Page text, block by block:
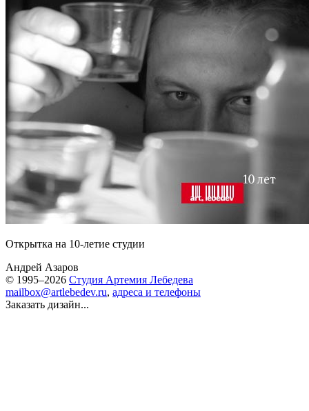
Открытка на 10-летие студии
Андрей Азаров
© 1995–2026 Студия Артемия Лебедева
mailbox@artlebedev.ru, адреса и телефоны
Заказать дизайн...